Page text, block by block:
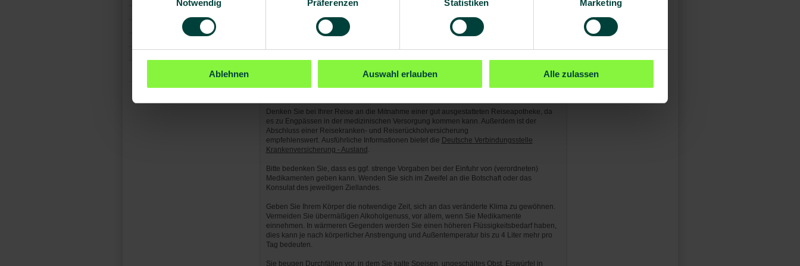
Notwendig
Präferenzen Statistiken Marketing
Ablehnen Auswahl erlauben Alle zulassen
Von Mücken/Insekten übertragene Krankheiten:
Dengue-Fieber
Generell gilt: Mücken-/Insektenschutzmittel sowie bedeckende Kleidung tagsüber und
Stand-by-Präparates nach Verordnung durch Ihren Arzt.
Denken Sie bei Ihrer Reise an die Mitnahme einer gut ausgestatteten Reiseapotheke, da
es zu Engpässen in der medizinischen Versorgung kommen kann. Außerdem ist der
Abschluss einer Reisekranken- und Reiserückholversicherung
empfehlenswert. Ausführliche Informationen bietet die Deutsche Verbindungsstelle
Krankenversicherung - Ausland .
Bitte bedenken Sie, dass es ggf. strenge Vorgaben bei der Einfuhr von (verordneten)
Medikamenten geben kann. Wenden Sie sich im Zweifel an die Botschaft oder das
Konsulat des jeweiligen Ziellandes.
Geben Sie Ihrem Körper die notwendige Zeit, sich an das veränderte Klima zu gewöhnen.
Vermeiden Sie übermäßigen Alkoholgenuss, vor allem, wenn Sie Medikamente
einnehmen. In wärmeren Gegenden werden Sie einen höheren Flüssigkeitsbedarf haben,
dies kann je nach körperlicher Anstrengung und Außentemperatur bis zu 4 Liter mehr pro
Tag bedeuten.
Sie beugen Durchfällen vor, in dem Sie kalte Speisen, ungeschältes Obst, Eiswürfel in